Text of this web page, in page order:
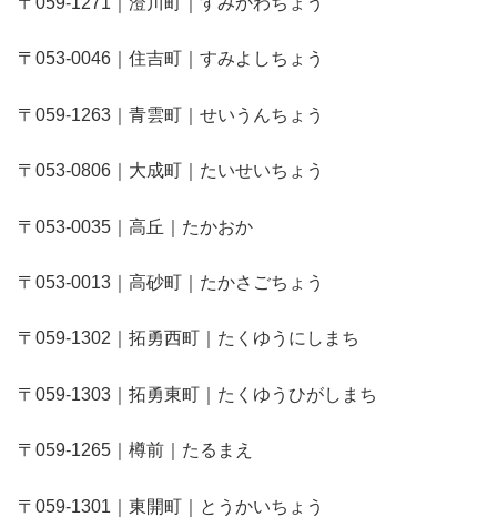
〒053-0046｜住吉町｜すみよしちょう
〒059-1263｜青雲町｜せいうんちょう
〒053-0806｜大成町｜たいせいちょう
〒053-0035｜高丘｜たかおか
〒053-0013｜高砂町｜たかさごちょう
〒059-1302｜拓勇西町｜たくゆうにしまち
〒059-1303｜拓勇東町｜たくゆうひがしまち
〒059-1265｜樽前｜たるまえ
〒059-1301｜東開町｜とうかいちょう